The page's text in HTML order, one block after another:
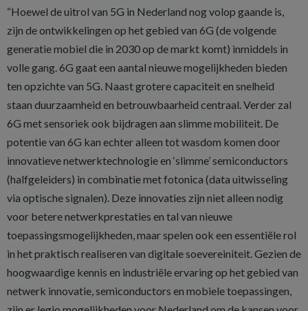
“Hoewel de uitrol van 5G in Nederland nog volop gaande is,
zijn de ontwikkelingen op het gebied van 6G (de volgende
generatie mobiel die in 2030 op de markt komt) inmiddels in
volle gang. 6G gaat een aantal nieuwe mogelijkheden bieden
ten opzichte van 5G. Naast grotere capaciteit en snelheid
staan duurzaamheid en betrouwbaarheid centraal. Verder zal
6G met sensoriek ook bijdragen aan slimme mobiliteit. De
potentie van 6G kan echter alleen tot wasdom komen door
innovatieve netwerktechnologie en ‘slimme’ semiconductors
(halfgeleiders) in combinatie met fotonica (data uitwisseling
via optische signalen). Deze innovaties zijn niet alleen nodig
voor betere netwerkprestaties en tal van nieuwe
toepassingsmogelijkheden, maar spelen ook een essentiële rol
in het praktisch realiseren van digitale soevereiniteit. Gezien de
hoogwaardige kennis en industriële ervaring op het gebied van
netwerk innovatie, semiconductors en mobiele toepassingen,